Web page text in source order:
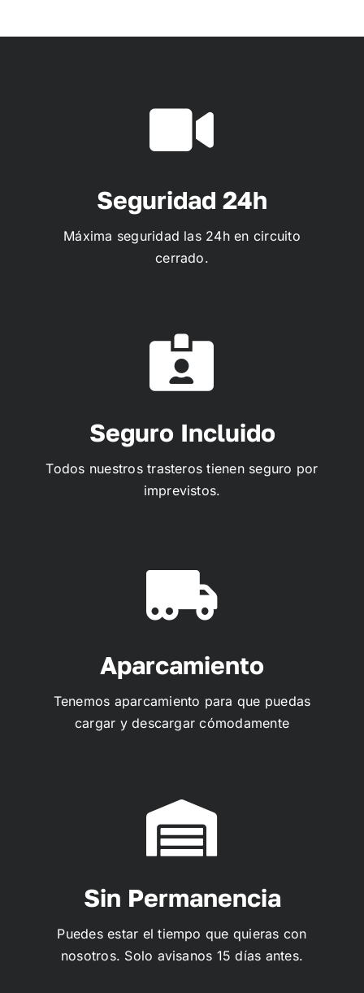
Seguridad 24h
Máxima seguridad las 24h en circuito
cerrado.
Seguro Incluido
Todos nuestros trasteros tienen seguro por
imprevistos.
Aparcamiento
Tenemos aparcamiento para que puedas
cargar y descargar cómodamente
Sin Permanencia
Puedes estar el tiempo que quieras con
nosotros. Solo avisanos 15 días antes.